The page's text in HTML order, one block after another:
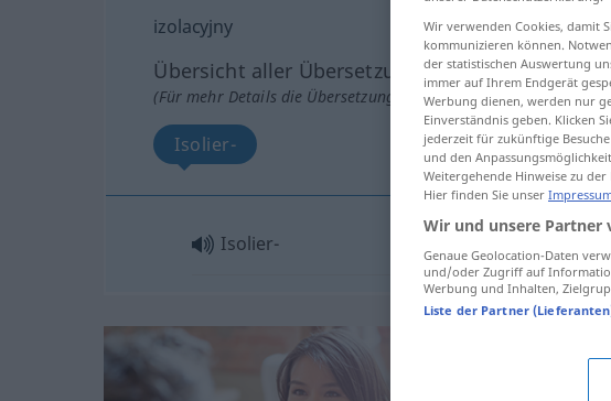
izolacyjny
Übersicht aller Übersetzungen
(Für mehr Details die Übersetzung anklicken/antippen)
Isolier-
Isolier-
Wir verwenden Cookies, damit
kommunizieren können.
der statistischen Auswertung
immer auf Ihrem Endgerät
Werbung dienen, werden nur
Einverständnis geben. Klicken
jederzeit für zukünftige
und den
Weitergehende Hinweise zu
Hier finden Sie unser
Wir und unsere Partner
Genaue Geolocation-Daten
und/oder Zugriff auf
Werbung und Inhalten,
Liste der Partner